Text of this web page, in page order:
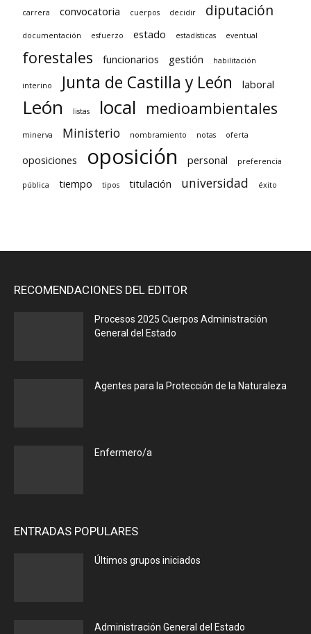
carrera convocatoria cuerpos decidir diputación
documentación esfuerzo estado estadísticas eventual
forestales funcionarios gestión habilitación
interino Junta de Castilla y León laboral
León listas local medioambientales
minerva Ministerio nombramiento notas oferta
oposiciones oposición personal preferencia
pública tiempo tipos titulación universidad éxito
RECOMENDACIONES DEL EDITOR
Procesos 2025 Cuerpos Administración
General del Estado
Agentes para la Protección de la Naturaleza
Enfermero/a
ENTRADAS POPULARES
Últimos grupos iniciados
Administración General del Estado